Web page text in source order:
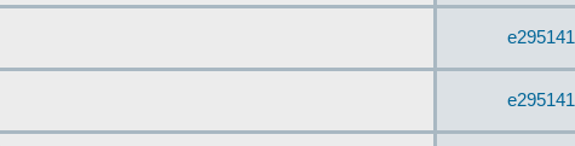
e295141
e295141